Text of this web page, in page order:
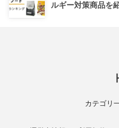
ルギー対策商品を
カテゴリ